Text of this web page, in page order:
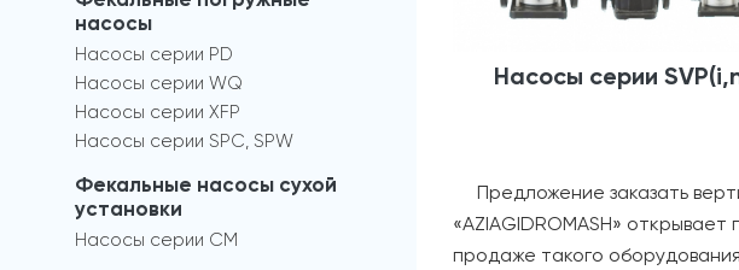
Насосы серии
Предложение заказать
«AZIAGIDROMASH»
продаже такого
насосы
Насосы серии PD
Насосы серии WQ
Насосы серии XFP
Насосы серии SPC, SPW
Фекальные насосы сухой
установки
Насосы серии СМ